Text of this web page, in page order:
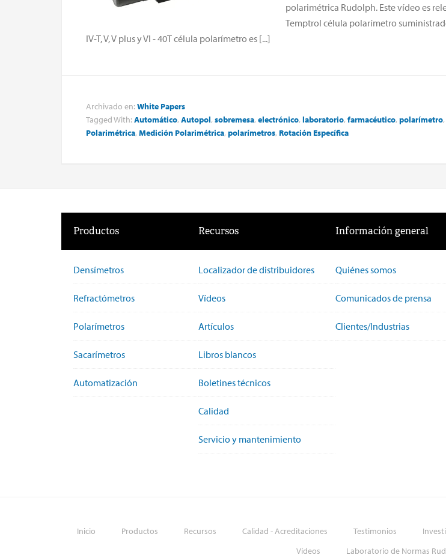
polarimétrica Rudolph. Este vídeo es
Temptrol célula polarímetro
IV-T, V, V plus y VI - 40T célula polarímetro es [...]
Archivado en: White Papers
Tagged With: Automático, Autopol, sobremesa, electrónico, laboratorio, farmacéutico, polarímetro,
Polarimétrica, Medición Polarimétrica, polarímetros, Rotación Específica
Productos
Densímetros
Refractómetros
Polarímetros
Sacarímetros
Automatización
Recursos
Localizador de distribuidores
Vídeos
Artículos
Libros blancos
Boletines técnicos
Calidad
Servicio y mantenimiento
Información general
Quiénes somos
Comunicados de prensa
Clientes/Industrias
Inicio Productos Recursos Calidad - Acreditaciones Testimonios
Vídeos
Laboratorio de Normas